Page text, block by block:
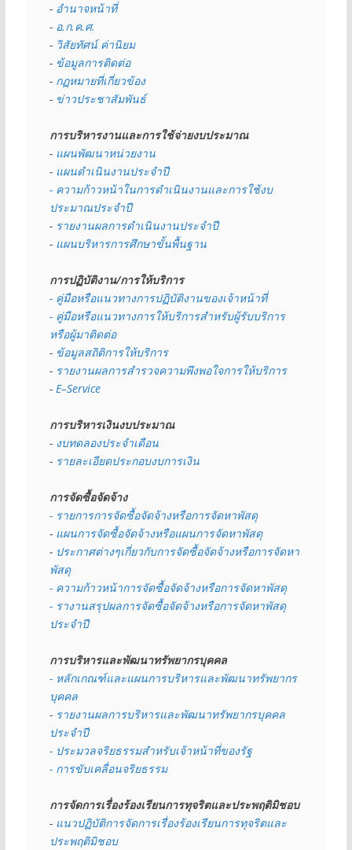
- อำนาจหน้าที่
- อ.ก.ค.ศ.
- วิสัยทัศน์ ค่านิยม
- ข้อมูลการติดต่อ
- กฏหมายที่เกี่ยวข้อง
- ข่าวประชาสัมพันธ์
การบริหารงานและการใช้จ่ายงบประมาณ
- แผนพัฒนาหน่วยงาน
- แผนดำเนินงานประจำปี
- ความก้าวหน้าในการดำเนินงานและการใช้งบ
ประมาณประจำปี
- รายงานผลการดำเนินงานประจำปี
- แผนบริหารการศึกษาขั้นพื้นฐาน
การปฏิบัติงาน/การให้บริการ
- คู่มือหรือแนวทางการปฏิบัติงานของเจ้าหน้าที่
- คู่มือหรือแนวทางการให้บริการสำหรับผู้รับบริการ
หรือผู้มาติดต่อ
- ข้อมูลสถิติการให้บริการ
- รายงานผลการสำรวจความพึงพอใจการให้บริการ
- E–Service
การบริหารเงินงบประมาณ
- งบทดลองประจำเดือน
- รายละเอียดประกอบงบการเงิน
การจัดซื้อจัดจ้าง
- รายการการจัดซื้อจัดจ้างหรือการจัดหาพัสดุ
- แผนการจัดซื้อจัดจ้างหรือแผนการจัดหาพัสดุ
- ประกาศต่างๆเกี่ยวกับการจัดซื้อจัดจ้างหรือการจัดหา
พัสดุ
- ความก้าวหน้าการจัดซื้อจัดจ้างหรือการจัดหาพัสดุ
- รางานสรุปผลการจัดซื้อจัดจ้างหรือการจัดหาพัสดุ
ประจำปี
การบริหารและพัฒนาทรัพยากรบุคคล
- หลักเกณฑ์และแผนการบริหารและพัฒนาทรัพยากร
บุคคล
- รายงานผลการบริหารและพัฒนาทรัพยากรบุคคล
ประจำปี
- ประมวลจริยธรรมสำหรับเจ้าหน้าที่ของรัฐ
- การขับเคลื่อนจริยธรรม
การจัดการเรื่องร้องเรียนการทุจริตและประพฤติมิชอบ
- แนวปฏิบัติการจัดการเรื่องร้องเรียนการทุจริตและ
ประพฤติมิชอบ